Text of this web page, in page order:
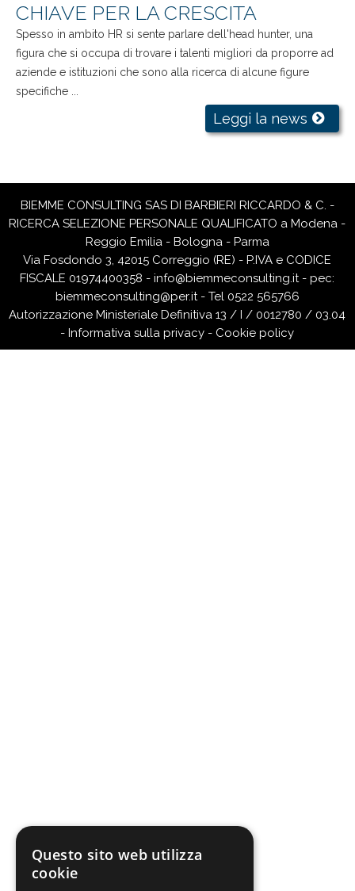
CHIAVE PER LA CRESCITA
Spesso in ambito HR si sente parlare dell'head hunter, una
figura che si occupa di trovare i talenti migliori da proporre ad
aziende e istituzioni che sono alla ricerca di alcune figure
specifiche ...
Leggi la news
BIEMME CONSULTING SAS DI BARBIERI RICCARDO & C. -
RICERCA SELEZIONE PERSONALE QUALIFICATO a Modena -
Reggio Emilia - Bologna - Parma
Via Fosdondo 3, 42015 Correggio (RE) - P.IVA e CODICE
FISCALE 01974400358 -info@biemmeconsulting.it-pec:
biemmeconsulting@per.it- Tel 0522 565766
Autorizzazione Ministeriale Definitiva 13 / I / 0012780 / 03.04
-Informativa sulla privacy - Cookie policy
Questo sito web utilizza
cookie